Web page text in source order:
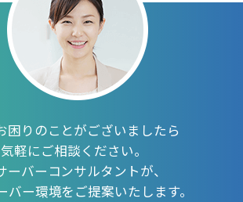
困りのことがございましたら
軽にご相談ください。
ーバーコンサルタントが、
バー環境をご提案いたします。